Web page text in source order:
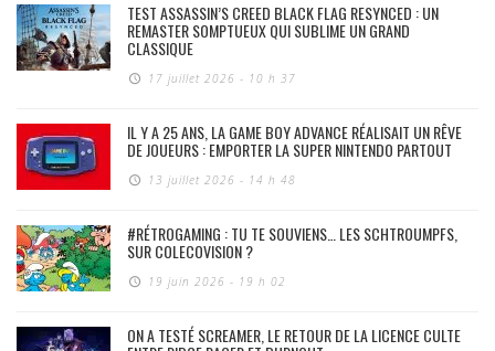
TEST ASSASSIN’S CREED BLACK FLAG RESYNCED : UN
REMASTER SOMPTUEUX QUI SUBLIME UN GRAND
CLASSIQUE
17 juillet 2026 - 10 h 37
IL Y A 25 ANS, LA GAME BOY ADVANCE RÉALISAIT UN RÊVE
DE JOUEURS : EMPORTER LA SUPER NINTENDO PARTOUT
13 juillet 2026 - 14 h 48
#RÉTROGAMING : TU TE SOUVIENS… LES SCHTROUMPFS,
SUR COLECOVISION ?
19 juin 2026 - 19 h 02
ON A TESTÉ SCREAMER, LE RETOUR DE LA LICENCE CULTE